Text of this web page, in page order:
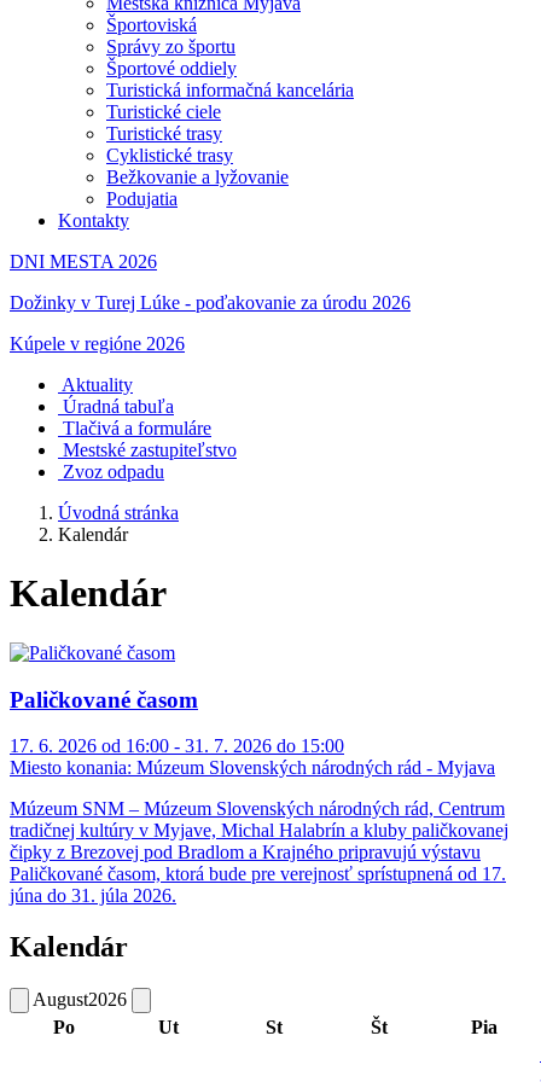
Športoviská
Správy zo športu
Športové oddiely
Turistická informačná kancelária
Turistické ciele
Turistické trasy
Cyklistické trasy
Bežkovanie a lyžovanie
Podujatia
Kontakty
DNI MESTA 2026
Dožinky v Turej Lúke - poďakovanie za úrodu 2026
Kúpele v regióne 2026
Aktuality
Úradná tabuľa
Tlačivá a formuláre
Mestské zastupiteľstvo
Zvoz odpadu
Úvodná stránka
Kalendár
Kalendár
Paličkované časom
17. 6. 2026 od 16:00 - 31. 7. 2026 do 15:00
Miesto konania: Múzeum Slovenských národných rád - Myjava
Múzeum SNM – Múzeum Slovenských národných rád, Centrum
tradičnej kultúry v Myjave, Michal Halabrín a kluby paličkovanej
čipky z Brezovej pod Bradlom a Krajného pripravujú výstavu
Paličkované časom, ktorá bude pre verejnosť sprístupnená od 17.
júna do 31. júla 2026.
Kalendár
August2026
Po
Ut St Št Pia